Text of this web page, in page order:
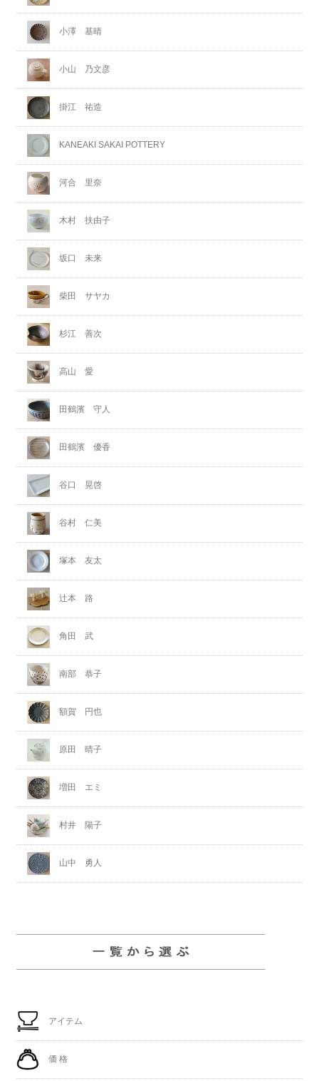
小澤 基晴
小山 乃文彦
掛江 祐造
KANEAKI SAKAI POTTERY
河合 里奈
木村 扶由子
坂口 未来
柴田 サヤカ
杉江 善次
高山 愛
田鶴濱 守人
田鶴濱 優香
谷口 晃啓
谷村 仁美
塚本 友太
辻本 路
角田 武
南部 恭子
額賀 円也
原田 晴子
増田 エミ
村井 陽子
山中 勇人
アイテム
価 格